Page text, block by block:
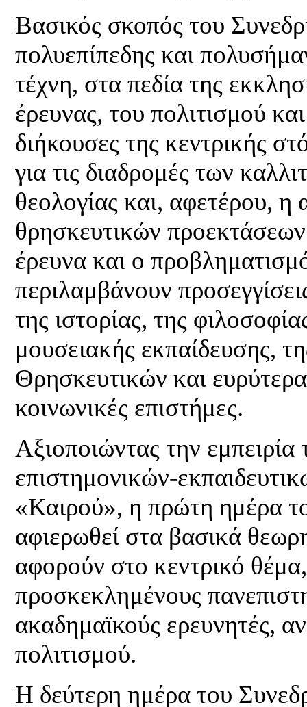
Βασικός σκοπός του
πολυεπίπεδης και
τέχνη, στα πεδία της
έρευνας, του πολιτισμού
διήκουσες της κεντρικής
για τις διαδρομές των
θεολογίας και, αφετέρου, η
θρησκευτικών
έρευνα και ο
περιλαμβάνουν
της ιστορίας, της
μουσειακής εκπαίδευσης,
Θρησκευτικών και
κοινωνικές επιστήμες.
Αξιοποιώντας την
επιστημονικών-
«Καιρού», η πρώτη ημέρα
αφιερωθεί στα βασικά
αφορούν στο κεντρικό
προσκεκλημένους
ακαδημαϊκούς ερευνητές,
πολιτισμού.
Η δεύτερη ημέρα του